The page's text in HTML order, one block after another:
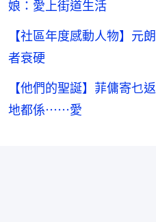
娘：愛上街道生活
【社區年度感動人物】元
者衰硬
【他們的聖誕】菲傭寄
地都係⋯⋯愛